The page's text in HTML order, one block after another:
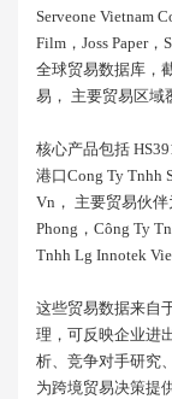
Serveone Vietnam
Film，joss Paper，
全球贸易数据库，
易， 主要贸易区域
核心产品包括
港口cong Ty Tnhh
Vn， 主要贸易伙伴
Phong，công Ty
Tnhh Lg Innotek
这些贸易数据来自
理，可反映企业进
析、竞争对手研究
为跨境贸易决策提